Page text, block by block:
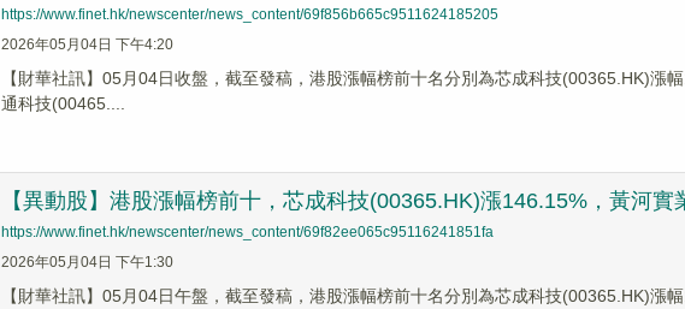
https://www.finet.hk/newscenter/news_content/69f856b665c9511624185205
2026年05月04日 下午4:20
【財華社訊】05月04日收盤，截至發稿，港股漲幅榜前十名分別為芯成科技(00365.HK)漲
通科技(00465....
【異動股】港股漲幅榜前十，芯成科技(00365.HK)漲146.15%，黃河
https://www.finet.hk/newscenter/news_content/69f82ee065c95116241851fa
2026年05月04日 下午1:30
【財華社訊】05月04日午盤，截至發稿，港股漲幅榜前十名分別為芯成科技(00365.HK)漲